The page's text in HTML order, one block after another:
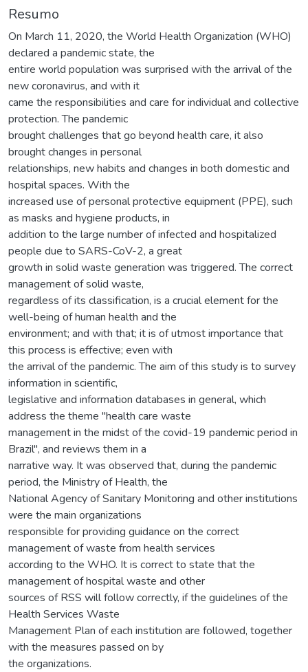
Resumo
On March 11, 2020, the World Health Organization (WHO)
declared a pandemic state, the
entire world population was surprised with the arrival of the
new coronavirus, and with it
came the responsibilities and care for individual and collective
protection. The pandemic
brought challenges that go beyond health care, it also
brought changes in personal
relationships, new habits and changes in both domestic and
hospital spaces. With the
increased use of personal protective equipment (PPE), such
as masks and hygiene products, in
addition to the large number of infected and hospitalized
people due to SARS-CoV-2, a great
growth in solid waste generation was triggered. The correct
management of solid waste,
regardless of its classification, is a crucial element for the
well-being of human health and the
environment; and with that; it is of utmost importance that
this process is effective; even with
the arrival of the pandemic. The aim of this study is to survey
information in scientific,
legislative and information databases in general, which
address the theme "health care waste
management in the midst of the covid-19 pandemic period in
Brazil", and reviews them in a
narrative way. It was observed that, during the pandemic
period, the Ministry of Health, the
National Agency of Sanitary Monitoring and other institutions
were the main organizations
responsible for providing guidance on the correct
management of waste from health services
according to the WHO. It is correct to state that the
management of hospital waste and other
sources of RSS will follow correctly, if the guidelines of the
Health Services Waste
Management Plan of each institution are followed, together
with the measures passed on by
the organizations.